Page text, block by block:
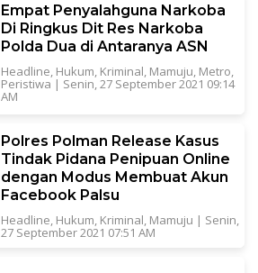
Empat Penyalahguna Narkoba
Di Ringkus Dit Res Narkoba
Polda Dua di Antaranya ASN
Headline, Hukum, Kriminal, Mamuju, Metro,
Peristiwa | Senin, 27 September 2021 09:14
AM
Polres Polman Release Kasus
Tindak Pidana Penipuan Online
dengan Modus Membuat Akun
Facebook Palsu
Headline, Hukum, Kriminal, Mamuju | Senin,
27 September 2021 07:51 AM